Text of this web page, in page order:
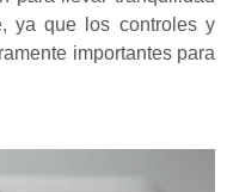
ya que los controles y
importantes para